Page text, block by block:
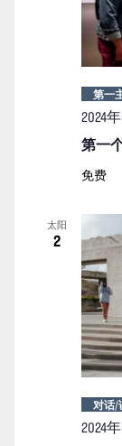
第一
2024
第一
免费
太阳
2
2024
对话/